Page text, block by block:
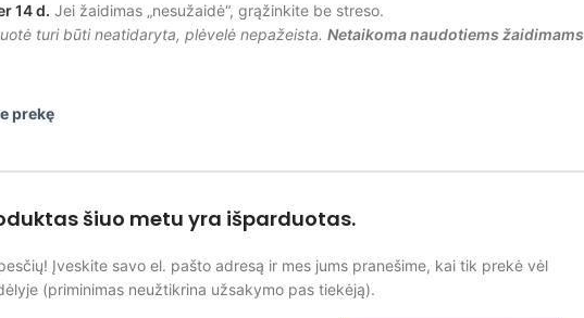
14 d. Jei žaidimas „nesužaidė“, grąžinkite be streso.
turi būti neatidaryta, plėvelė nepažeista. Netaikoma naudotiems žaidimams
prekę
šiuo metu yra išparduotas.
Įveskite savo el. pašto adresą ir mes jums pranešime, kai tik prekė vėl
(priminimas neužtikrina užsakymo pas tiekėją).